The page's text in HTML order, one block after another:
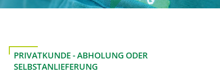
PRIVATKUNDE - ABHOLUNG ODER
SELBSTANLIEFERUNG